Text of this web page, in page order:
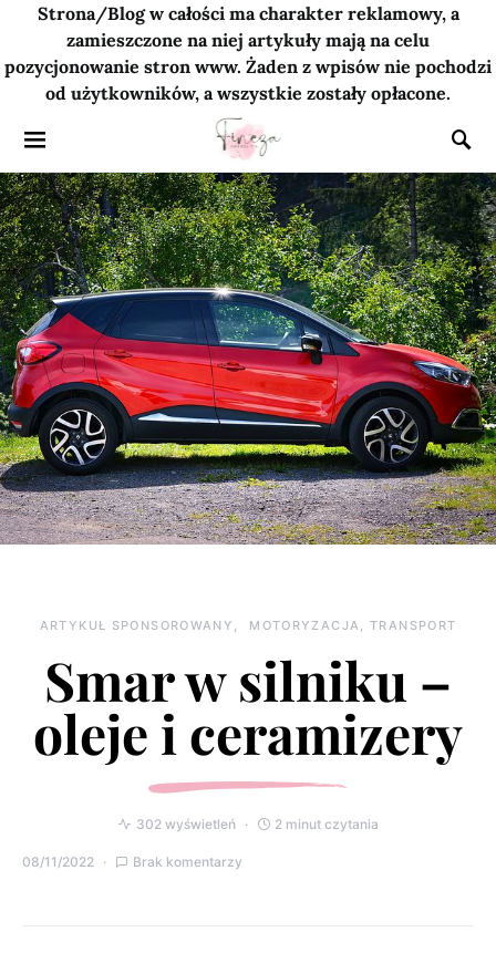
Strona/Blog w całości ma charakter reklamowy, a
zamieszczone na niej artykuły mają na celu
pozycjonowanie stron www. Żaden z wpisów nie pochodzi
od użytkowników, a wszystkie zostały opłacone.
ARTYKUŁ SPONSOROWANY MOTORYZACJA, TRANSPORT
Smar w silniku –
oleje i ceramizery
302 wyświetleń 2 minut czytania
08/11/2022 Brak komentarzy